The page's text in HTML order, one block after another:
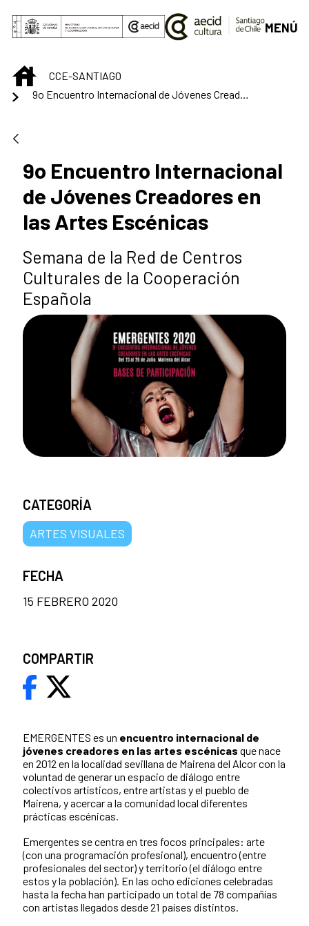
Saltar al contenido principal
MENÚ
INICIOCCE-SANTIAGO
9o Encuentro Internacional
de Jóvenes Creadores en
las Artes Escénicas
Semana de la Red de Centros
Culturales de la Cooperación
Española
EMERGENTES es un encuentro internacional de
jóvenes creadores en las artes escénicas que nace
en 2012 en la localidad sevillana de Mairena del Alcor con la
voluntad de generar un espacio de diálogo entre
colectivos artísticos, entre artistas y el pueblo de
Mairena, y acercar a la comunidad local diferentes
prácticas escénicas.
Emergentes se centra en tres focos principales: arte
(con una programación profesional), encuentro (entre
profesionales del sector) y territorio (el diálogo entre
estos y la población). En las ocho ediciones celebradas
hasta la fecha han participado un total de 78 compañías
con artistas llegados desde 21 países distintos.
CATEGORÍA
ARTES VISUALES
FECHA
15 FEBRERO 2020
COMPARTIR